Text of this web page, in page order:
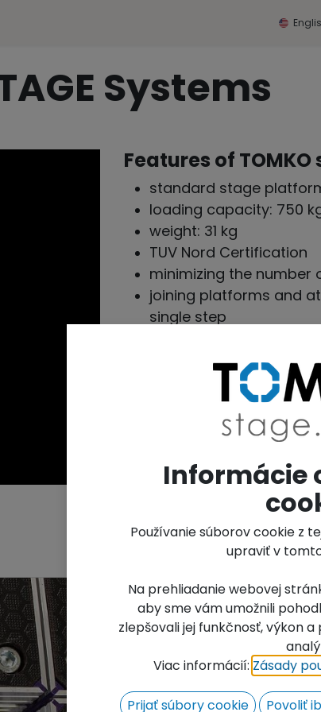
Systems
Features of TOMKO
standard stage
loading capacity: 750
weight: 31 kg
TUV Nord Certification
minimizing the number
joining platforms and
single step
made of hardened
adjustable height of
waterproof plywood
3-year warranty
Informácie
Používanie súborov cookie z
upraviť v
Na prehliadanie webovej
aby sme vám umožnili
zlepšovali jej funkčnosť, výkon
Viac informácií: Zásady
Prijať súbory cookie Povoliť